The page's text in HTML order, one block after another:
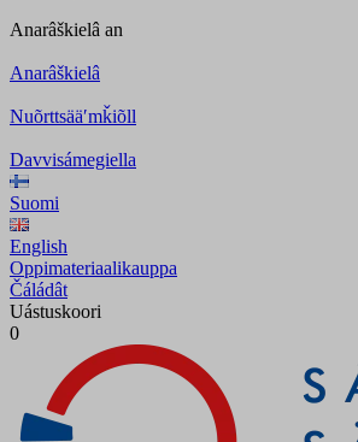
Anarâškielâ an
Anarâškielâ
Nuõrttsääʹmǩiõll
Davvisámegiella
Suomi
English
Oppimateriaalikauppa
Čáládât
Uástuskoori
0